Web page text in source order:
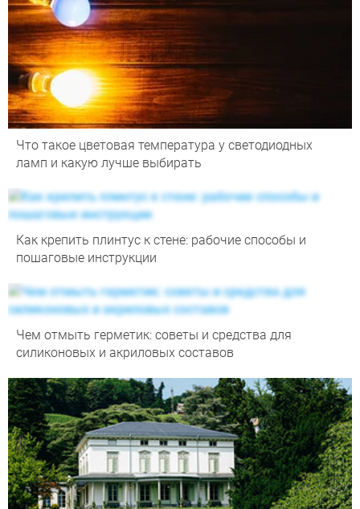
Что такое цветовая температура у светодиодных
ламп и какую лучше выбирать
Как крепить плинтус к стене: рабочие способы и
пошаговые инструкции
Чем отмыть герметик: советы и средства для
силиконовых и акриловых составов